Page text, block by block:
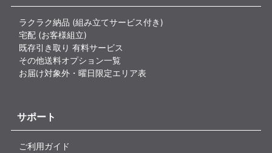
ラクラク納品 (組み立てサービス付き)
宅配 (お客様組立)
既存引き取り 有料サービス
その他送料オプション一覧
お届け対象外・曜日限定エリア表
サポート
ご利用ガイド